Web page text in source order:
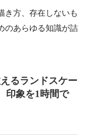
き方、存在しないも
のあらゆる知識が詰
るランドスケー
印象を1時間で